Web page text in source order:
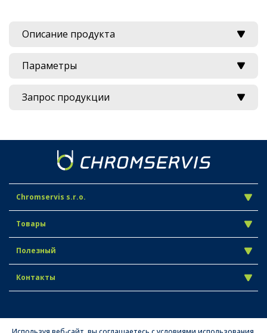
Описание продукта
Параметры
Запрос продукции
Chromservis s.r.o.
Товары
Полезный
Контакты